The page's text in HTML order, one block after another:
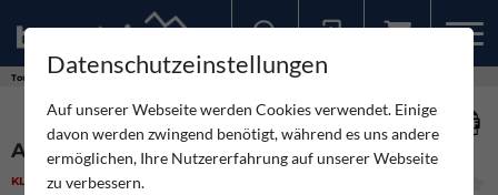
Touren
ALPENMORDOR - HOHE WAND
KLETTERN MITTEL
Datenschutzeinstellungen
Auf unserer Webseite werden Cookies verwendet. Einige
davon werden zwingend benötigt, während es uns andere
ermöglichen, Ihre Nutzererfahrung auf unserer Webseite
zu verbessern.